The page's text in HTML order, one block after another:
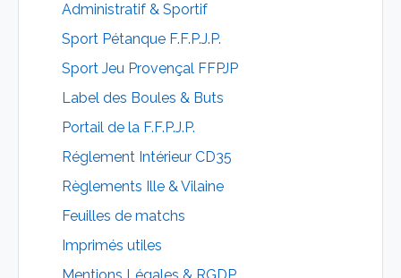
Administratif & Sportif
Sport Pétanque F.F.P.J.P.
Sport Jeu Provençal FFPJP
Label des Boules & Buts
Portail de la F.F.P.J.P.
Réglement Intérieur CD35
Règlements Ille & Vilaine
Feuilles de matchs
Imprimés utiles